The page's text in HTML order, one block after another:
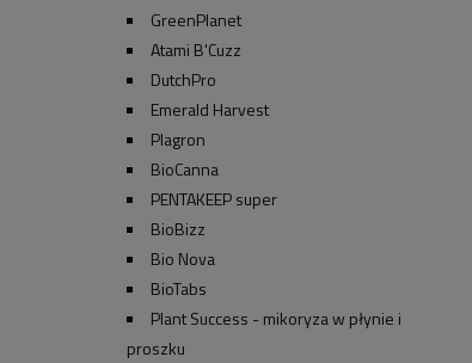
GreenPlanet
Atami B'Cuzz
DutchPro
Emerald Harvest
Plagron
BioCanna
PENTAKEEP super
BioBizz
Bio Nova
BioTabs
Plant Success - mikoryza w płynie i
proszku